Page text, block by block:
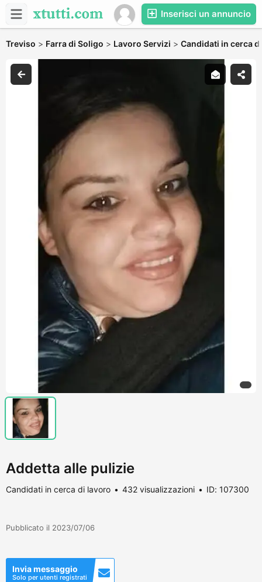
Inserisci un annuncio
Treviso > Farra di Soligo > Lavoro Servizi > Candidati in cerca
Addetta alle pulizie
Candidati in cerca di lavoro 432 visualizzazioni ID: 107300
Pubblicato il 2023/07/06
Invia messaggio
Solo per utenti registrati